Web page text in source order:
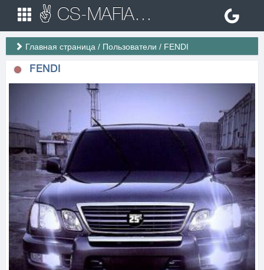
✌ CS-MAFIA.RU ✌ Игровые сервера Counter Strike 1.6
Главная страница / Пользователи / FENDI
FENDI